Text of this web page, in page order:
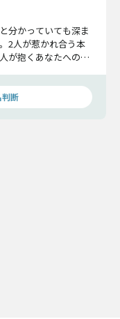
分かっていても深ま
2人が惹かれ合う本
が抱くあなたへの愛
断